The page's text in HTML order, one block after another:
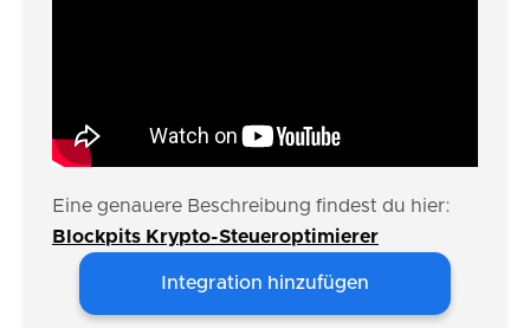
Eine genauere Beschreibung findest du hier:
Blockpits Krypto-Steueroptimierer
Integration hinzufügen